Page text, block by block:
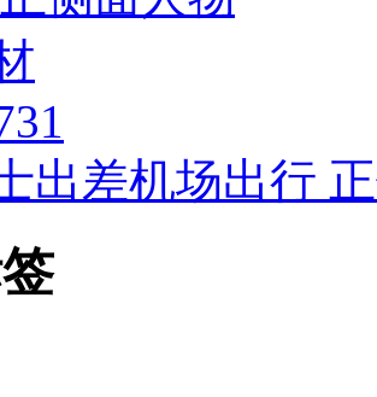
出差机场出行